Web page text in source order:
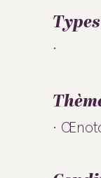
Types